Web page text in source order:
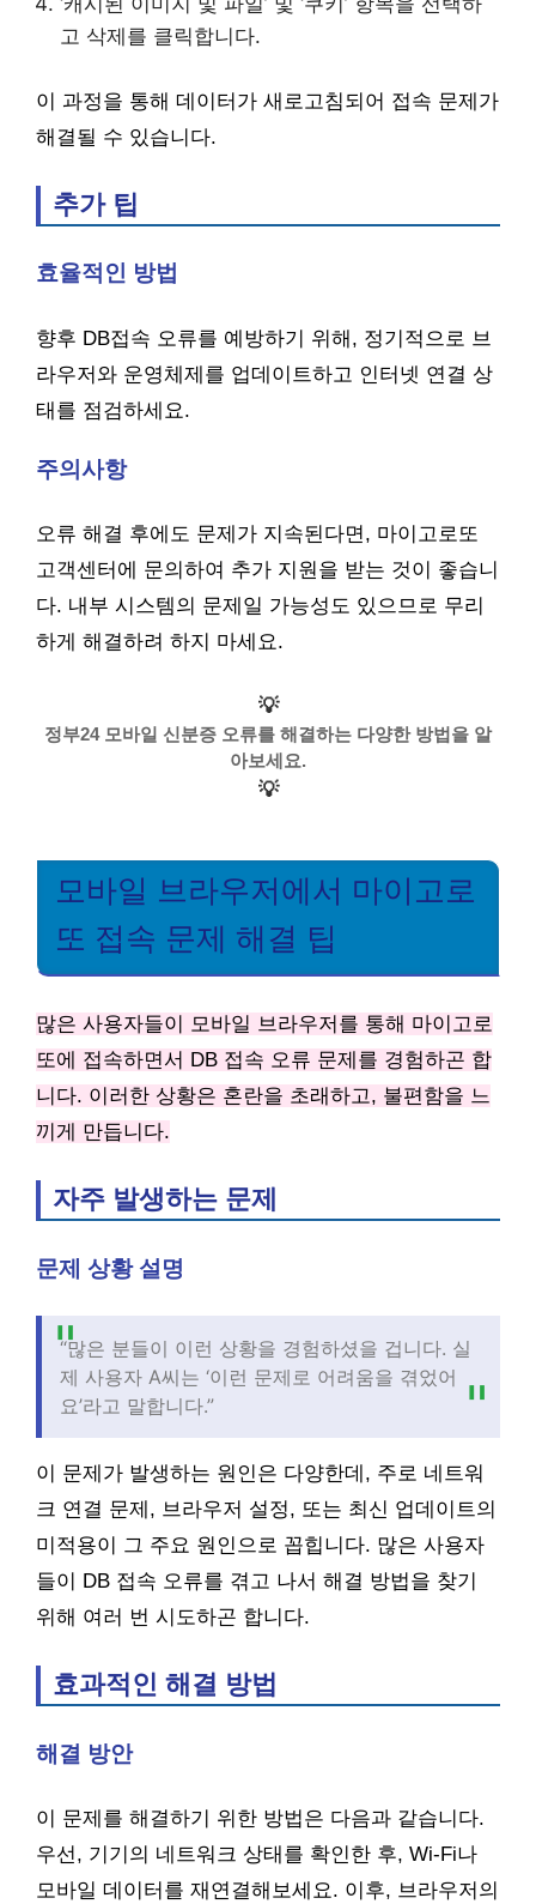
고 삭제를 클릭합니다.
이 과정을 통해 데이터가 새로고침되어 접속 문제가
해결될 수 있습니다.
추가 팁
효율적인 방법
향후 DB접속 오류를 예방하기 위해, 정기적으로 브
라우저와 운영체제를 업데이트하고 인터넷 연결 상
태를 점검하세요.
주의사항
오류 해결 후에도 문제가 지속된다면, 마이고로또
고객센터에 문의하여 추가 지원을 받는 것이 좋습니
다. 내부 시스템의 문제일 가능성도 있으므로 무리
하게 해결하려 하지 마세요.
💡
정부24 모바일 신분증 오류를 해결하는 다양한 방법을 알
아보세요.
💡
모바일 브라우저에서 마이고로
또 접속 문제 해결 팁
많은 사용자들이 모바일 브라우저를 통해 마이고로
또에 접속하면서 DB 접속 오류 문제를 경험하곤 합
니다. 이러한 상황은 혼란을 초래하고, 불편함을 느
끼게 만듭니다.
자주 발생하는 문제
문제 상황 설명
“많은 분들이 이런 상황을 경험하셨을 겁니다. 실
제 사용자 A씨는 ‘이런 문제로 어려움을 겪었어
요’라고 말합니다.”
이 문제가 발생하는 원인은 다양한데, 주로 네트워
크 연결 문제, 브라우저 설정, 또는 최신 업데이트의
미적용이 그 주요 원인으로 꼽힙니다. 많은 사용자
들이 DB 접속 오류를 겪고 나서 해결 방법을 찾기
위해 여러 번 시도하곤 합니다.
효과적인 해결 방법
해결 방안
이 문제를 해결하기 위한 방법은 다음과 같습니다.
우선, 기기의 네트워크 상태를 확인한 후, Wi-Fi나
모바일 데이터를 재연결해보세요. 이후, 브라우저의